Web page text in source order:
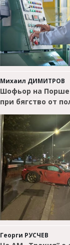
Михаил ДИМИТРОВ
Шофьор на Порше
при бягство от
Георги РУСЧЕВ